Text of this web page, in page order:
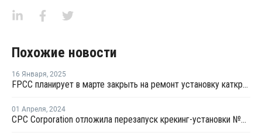
Похожие новости
16 Января, 2025
FPCC планирует в марте закрыть на ремонт установку каткрекинга в Майлиао
01 Апреля, 2024
CPC Corporation отложила перезапуск крекинг-установки №3 в Гаосюне